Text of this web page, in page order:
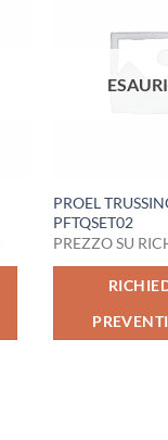
PROEL
PFTQSET02
PREZZO SU